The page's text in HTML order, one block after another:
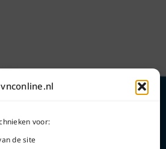
voor:
de site